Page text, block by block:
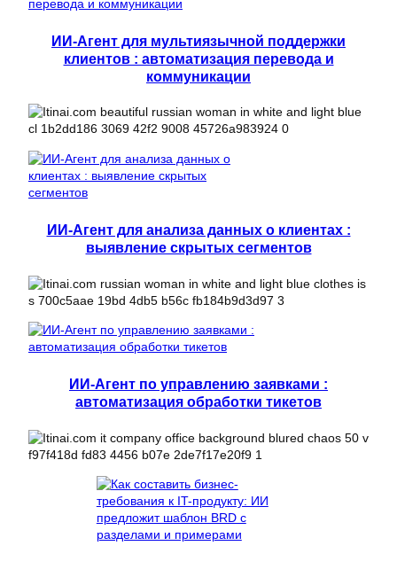
ИИ-Агент для мультиязычной поддержки
клиентов : автоматизация перевода и
коммуникации
ИИ-Агент для анализа данных о клиентах :
выявление скрытых сегментов
ИИ-Агент по управлению заявками :
автоматизация обработки тикетов